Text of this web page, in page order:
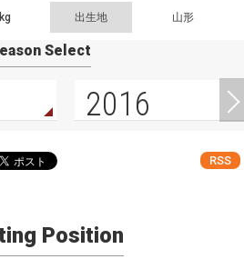
出生地 山形
Select
2016
RSS
Position